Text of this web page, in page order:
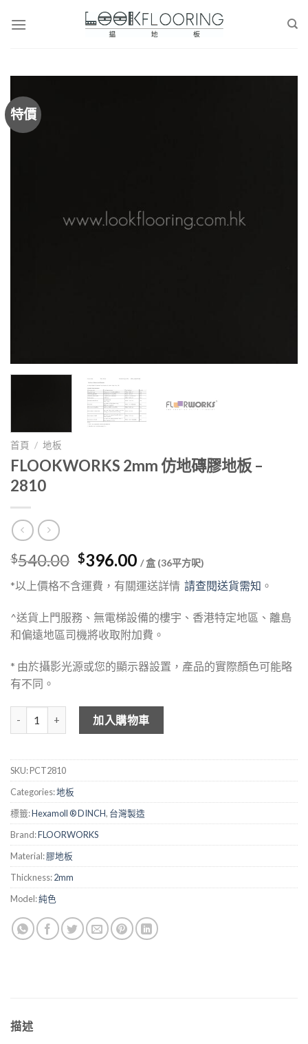
特價
首頁 / 地板
FLOOKWORKS 2mm 仿地磚膠地板 –
2810
$540.00 Original
price
was:
$540.00.
$396.00Current
price
is:
$396.00.
/ 盒 (36平方呎)
*以上價格不含運費，有關運送詳情 請查閱送貨需知 。
^送貨上門服務、無電梯設備的樓宇、香港特定地區、離島
和偏遠地區司機將收取附加費。
* 由於攝影光源或您的顯示器設置，產品的實際顏色可能略
有不同。
FLOOKWORKS 2mm 仿地磚膠地板 - 2810 數量
加入購物車
SKU:PCT2810
Categories:地板
標籤:Hexamoll ® DINCH, 台灣製造
Brand:FLOORWORKS
Material:膠地板
Thickness:2mm
Model:純色
描述